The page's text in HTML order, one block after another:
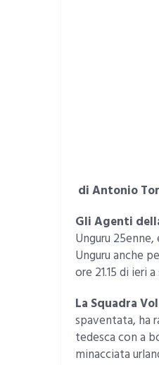
di Antonio
Gli Agenti
Unguru
Unguru anche
ore 21.15 di ieri
La Squadra
spaventata, ha
tedesca con a
minacciata